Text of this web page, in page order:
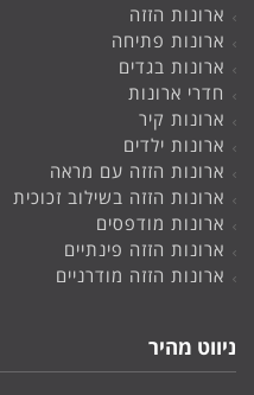
ארונות הזזה
ארונות פתיחה
ארונות בגדים
חדרי ארונות
ארונות קיר
ארונות ילדים
ארונות הזזה עם מראה
ארונות הזזה בשילוב זכוכית
ארונות מודפסים
ארונות הזזה פינתיים
ארונות הזזה מודרניים
ניווט מהיר